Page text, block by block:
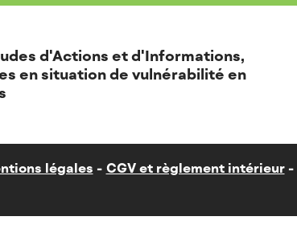
d'Actions et d'Informations,
en situation de vulnérabilité en
légales CGV et règlement intérieur